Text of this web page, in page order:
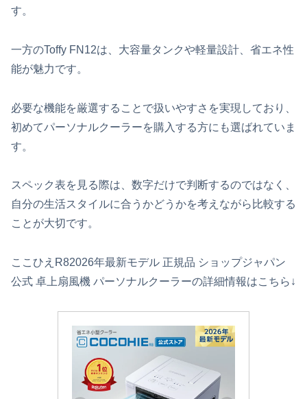
す。
一方のToffy FN12は、大容量タンクや軽量設計、省エネ性
能が魅力です。
必要な機能を厳選することで扱いやすさを実現しており、
初めてパーソナルクーラーを購入する方にも選ばれていま
す。
スペック表を見る際は、数字だけで判断するのではなく、
自分の生活スタイルに合うかどうかを考えながら比較する
ことが大切です。
ここひえR82026年最新モデル 正規品 ショップジャパン
公式 卓上扇風機 パーソナルクーラーの詳細情報はこちら↓